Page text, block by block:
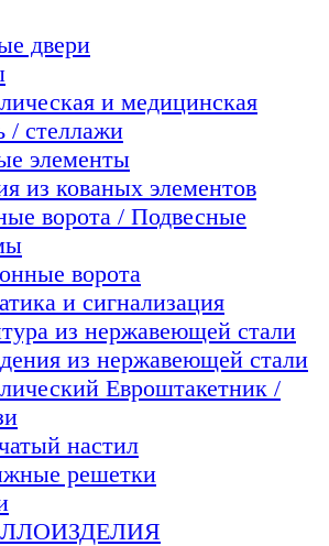
двери
и медицинская
/ стеллажи
элементы
из кованых элементов
ворота / Подвесные
ворота
и сигнализация
из нержавеющей стали
из нержавеющей стали
Евроштакетник /
настил
решетки